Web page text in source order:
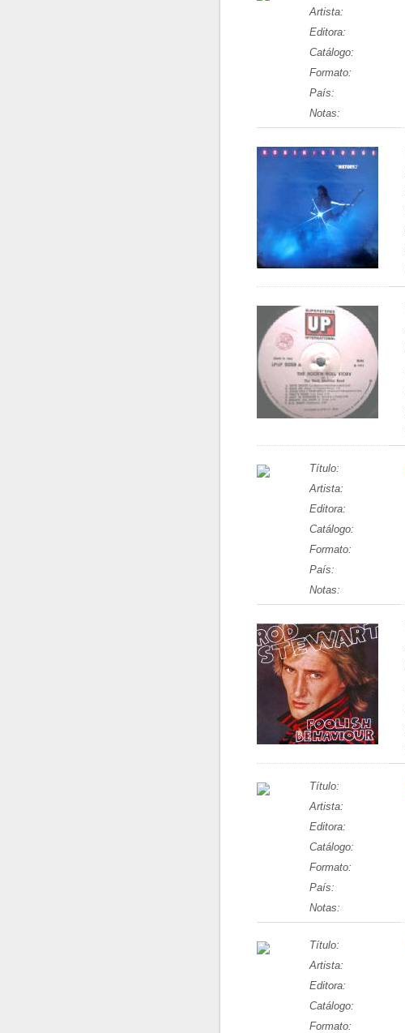
Artista:
Editora:
Catálogo:
Formato:
País:
Notas:
Título:
Artista:
Editora:
Catálogo:
Formato:
País:
Notas:
Título:
Artista:
Editora:
Catálogo:
Formato:
País:
Notas:
Título:
Artista:
Editora:
Catálogo:
Formato: